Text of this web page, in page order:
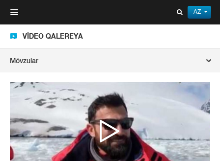
Toggle
navigation
AZ
VIDEO QALEREYA
Mövzular